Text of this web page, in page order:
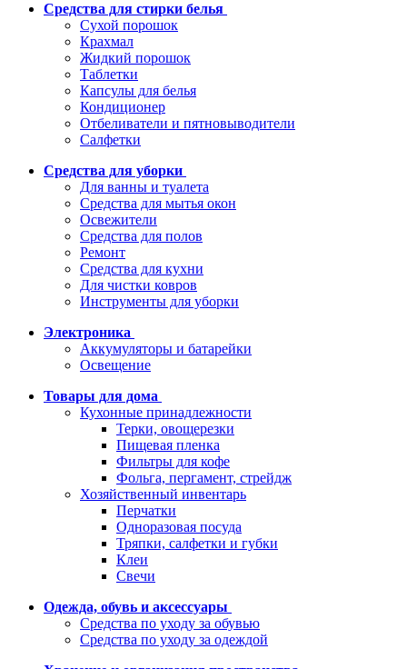
Средства для стирки белья
Сухой порошок
Крахмал
Жидкий порошок
Таблетки
Капсулы для белья
Кондиционер
Отбеливатели и пятновыводители
Салфетки
Средства для уборки
Для ванны и туалета
Средства для мытья окон
Освежители
Средства для полов
Ремонт
Средства для кухни
Для чистки ковров
Инструменты для уборки
Электроника
Аккумуляторы и батарейки
Освещение
Товары для дома
Кухонные принадлежности
Терки, овощерезки
Пищевая пленка
Фильтры для кофе
Фольга, пергамент, стрейдж
Хозяйственный инвентарь
Перчатки
Одноразовая посуда
Тряпки, салфетки и губки
Клеи
Свечи
Одежда, обувь и аксессуары
Средства по уходу за обувью
Средства по уходу за одеждой